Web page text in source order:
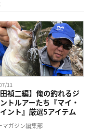
11
田禎二編】俺の釣れるジ
トルアーたち『マイ・
ント』厳選5アイテム
マガジン編集部